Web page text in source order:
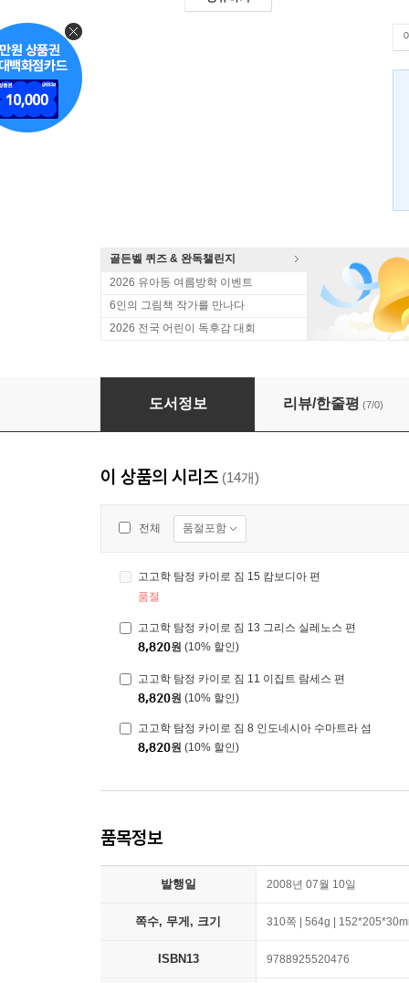
골든벨 퀴즈 & 완독챌린지
2026 유아동 여름방학 이벤트
6인의 그림책 작가를 만나다
2026 전국 어린이 독후감 대회
고고학 탐정 카이로 짐 2 이집트 편
도서정보 리뷰/한줄평 (7/0)
이 상품의 시리즈 (14개)
전체 품절포함
고고학 탐정 카이로 짐 15 캄보디아 편
품절
고고학 탐정 카이로 짐 13 그리스 실레노스 편
8,820원 (10% 할인)
고고학 탐정 카이로 짐 11 이집트 람세스 편
8,820원 (10% 할인)
고고학 탐정 카이로 짐 8 인도네시아 수마트라 섬
8,820원 (10% 할인)
품목정보
발행일 2008년 07월 10일
쪽수, 무게, 크기 310쪽 | 564g |
ISBN13 9788925520476